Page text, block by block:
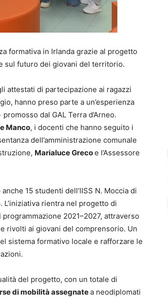
formativa in Irlanda grazie al progetto
sul futuro dei giovani del territorio.
attestati di partecipazione ai ragazzi
hanno preso parte a un’esperienza
dal GAL Terra d’Arneo.
Manco, i docenti che hanno seguito i
dell’amministrazione comunale
Marialuce Grecoe l’Assessore
15 studenti dell’IISS N. Moccia di
rientra nel progetto di
2021–2027, attraverso
rivolti ai giovani del comprensorio. Un
sistema formativo locale e rafforzare le
del progetto, con un totale di
di mobilità assegnatea neodiplomati